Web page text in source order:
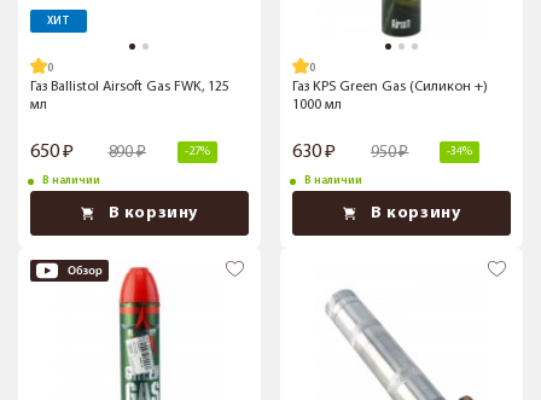
ХИТ
Газ Ballistol Airsoft Gas FWK, 125
мл
650 890 -27%
В наличии
В корзину
Газ KPS Green Gas (Силикон +)
1000 мл
630 950 -34%
В наличии
В корзину